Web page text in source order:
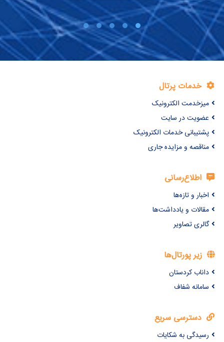
خدمات پرتال
میزخدمت الکترونیک
عضویت در سایت
پشتیبانی خدمات الکترونیک
مناقصه و مزایده جاری
اطلاع‌رسانی
اخبار و تازه‌ها
مقالات و یادداشت‌ها
گالری تصاویر
زیر پورتال‌ها
داناب کردستان
سامانه شفاف
دسترسی سریع
رسیدگی به شکایات